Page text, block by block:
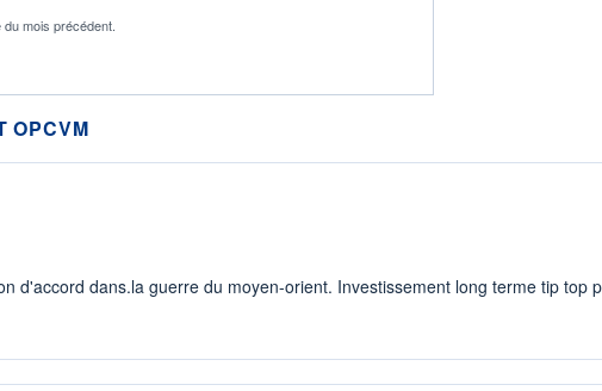
mois précédent.
OPCVM
d'accord dans.la guerre du moyen-orient. Investissement long terme tip top